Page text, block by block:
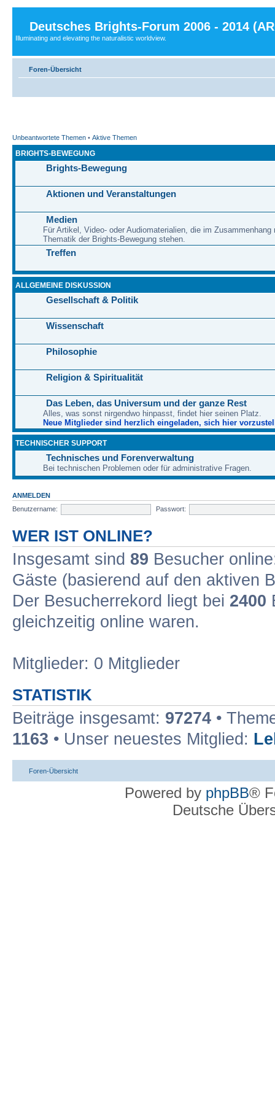
Deutsches Brights-Forum 2006 - 2014
Illuminating and elevating the naturalistic worldview.
Foren-Übersicht
Unbeantwortete Themen • Aktive Themen
BRIGHTS-BEWEGUNG
Brights-Bewegung
Aktionen und Veranstaltungen
Medien
Für Artikel, Video- oder Audiomaterialien, die im Zusammenhang
Thematik der Brights-Bewegung stehen.
Treffen
ALLGEMEINE DISKUSSION
Gesellschaft & Politik
Wissenschaft
Philosophie
Religion & Spiritualität
Das Leben, das Universum und der ganze Rest
Alles, was sonst nirgendwo hinpasst, findet hier seinen Platz.
Neue Mitglieder sind herzlich eingeladen, sich hier
TECHNISCHER SUPPORT
Technisches und Forenverwaltung
Bei technischen Problemen oder für administrative Fragen.
ANMELDEN
Benutzername:
Passwort:
WER IST ONLINE?
Insgesamt sind 89 Besucher
Gäste (basierend auf den aktiven
Der Besucherrekord liegt bei 2400
gleichzeitig online waren.
Mitglieder: 0 Mitglieder
STATISTIK
Beiträge insgesamt: 97274 •
1163 • Unser neuestes Mitglied:
Foren-Übersicht
Powered by phpBB®
Deutsche